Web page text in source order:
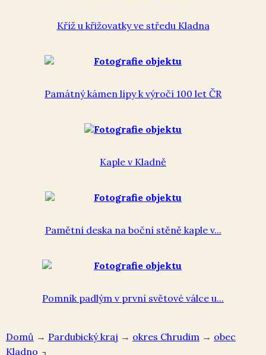
Domů → Pardubický kraj → okres Chrudim →
Kladno
Kříž u křižovatky ve středu Kladna
Památný kámen lípy k výročí 100 let ČR
Kaple v Kladně
Pamětní deska na boční stěně kaple v...
Pomník padlým v první světové válce u...